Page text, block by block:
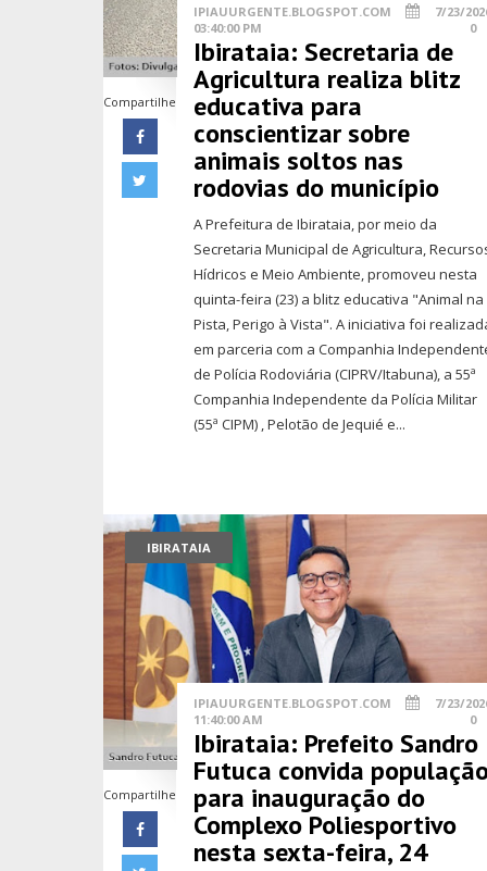
Compartilhe
IPIAUURGENTE.BLOGSPOT.COM
7/23/
03:40:00 PM
0
Ibirataia: Secretaria de
Agricultura realiza blitz
educativa para
conscientizar sobre
animais soltos nas
rodovias do município
A Prefeitura de Ibirataia, por meio da
Secretaria Municipal de Agricultura,
Hídricos e Meio Ambiente, promoveu nesta
quinta-feira (23) a blitz educativa "Animal na
Pista, Perigo à Vista". A iniciativa foi
em parceria com a Companhia
de Polícia Rodoviária (CIPRV/Itabuna), a 55ª
Companhia Independente da Polícia Militar
(55ª CIPM) , Pelotão de Jequié e...
IBIRATAIA
Compartilhe
IPIAUURGENTE.BLOGSPOT.COM
7/23/
11:40:00 AM
0
Ibirataia: Prefeito Sandro
Futuca convida
para inauguração do
Complexo Poliesportivo
nesta sexta-feira, 24